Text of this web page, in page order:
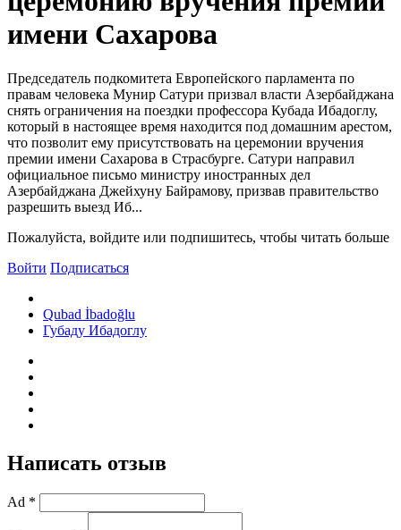
имени Сахарова
Председатель подкомитета Европейского парламента по
правам человека Мунир Сатури призвал власти Азербайджана
снять ограничения на поездки профессора Кубада Ибадоглу,
который в настоящее время находится под домашним арестом,
что позволит ему присутствовать на церемонии вручения
премии имени Сахарова в Страсбурге. Сатури направил
официальное письмо министру иностранных дел
Азербайджана Джейхуну Байрамову, призвав правительство
разрешить выезд Иб...
Пожалуйста, войдите или подпишитесь, чтобы читать больше
Войти Подписаться
Qubad İbadoğlu
Губаду Ибадоглу
Написать отзыв
Ad *